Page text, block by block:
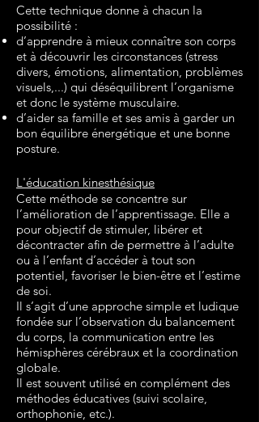
Cette technique donne à chacun la
possibilité :
d’apprendre à mieux connaître son corps
et à découvrir les circonstances (stress
divers, émotions, alimentation, problèmes
visuels,...) qui déséquilibrent l’organisme
et donc le système musculaire.
d’aider sa famille et ses amis à garder un
bon équilibre énergétique et une bonne
posture.
L'éducation kinesthésique
Cette méthode se concentre sur
l’amélioration de l’apprentissage. Elle a
pour objectif de stimuler, libérer et
décontracter afin de permettre à l’adulte
ou à l’enfant d’accéder à tout son
potentiel, favoriser le bien-être et l’estime
de soi.
Il s’agit d’une approche simple et ludique
fondée sur l’observation du balancement
du corps, la communication entre les
hémisphères cérébraux et la coordination
globale.
Il est souvent utilisé en complément des
méthodes éducatives (suivi scolaire,
orthophonie, etc.).